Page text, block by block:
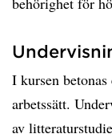
I kursen
arbetssätt.
av